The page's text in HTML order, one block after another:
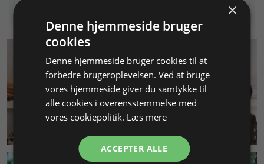
KUNDESERVICE
×
Denne hjemmeside bruger
cookies
Denne hjemmeside bruger cookies til at
forbedre brugeroplevelsen. Ved at bruge
vores hjemmeside giver du samtykke til
alle cookies i overensstemmelse med
vores cookiepolitik. Læs mere
ACCEPTER ALLE